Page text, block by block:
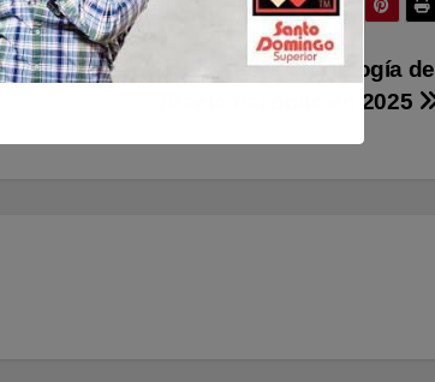
79 a 110 pesos, esta es la cronología del
precio del pollo en 2025